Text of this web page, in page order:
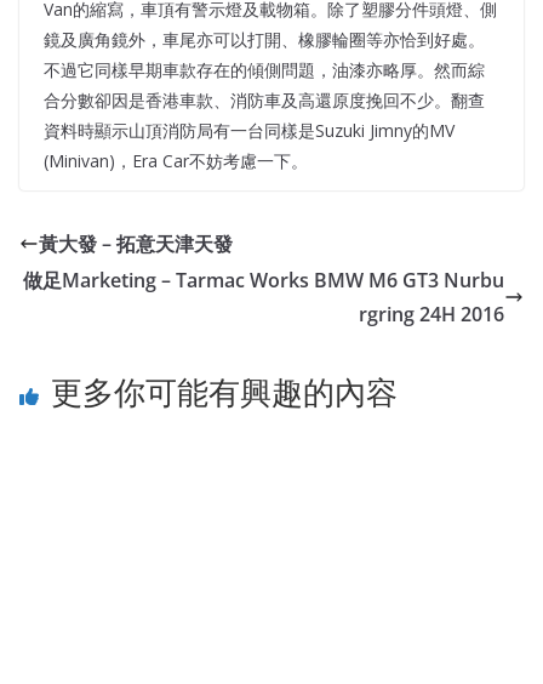
Van的縮寫，車頂有警示燈及載物箱。除了塑膠分件頭燈、側
鏡及廣角鏡外，車尾亦可以打開、橡膠輪圈等亦恰到好處。
不過它同樣早期車款存在的傾側問題，油漆亦略厚。然而綜
合分數卻因是香港車款、消防車及高還原度挽回不少。翻查
資料時顯示山頂消防局有一台同樣是Suzuki Jimny的MV
(Minivan)，Era Car不妨考慮一下。
黃大發 – 拓意天津天發
做足Marketing – Tarmac Works BMW M6 GT3 Nurbu
rgring 24H 2016
更多你可能有興趣的內容